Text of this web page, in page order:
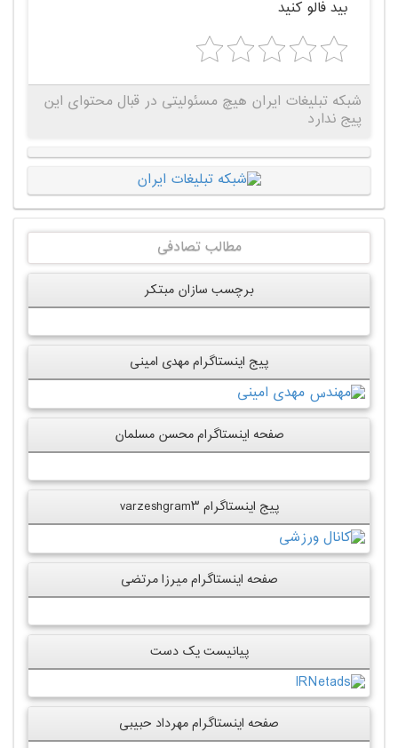
بید فالو کنید
شبکه تبلیغات ایران هیچ مسئولیتی در قبال محتوای این
پیج ندارد
مطالب تصادفی
برچسب سازان مبتکر
پیج اینستاگرام مهدی امینی
صفحه اینستاگرام محسن مسلمان
پیج اینستاگرام varzeshgram۳
صفحه اینستاگرام میرزا مرتضی
پیانیست یک دست
صفحه اینستاگرام مهرداد حبیبی